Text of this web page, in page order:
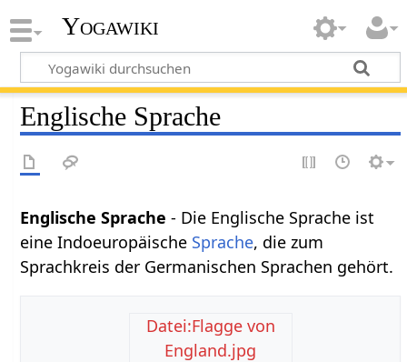
Yogawiki
Englische Sprache
Englische Sprache‏‎- Die Englische Sprache ist
eine Indoeuropäische Sprache, die zum
Sprachkreis der Germanischen Sprachen gehört.
Datei:Flagge von
England.jpg